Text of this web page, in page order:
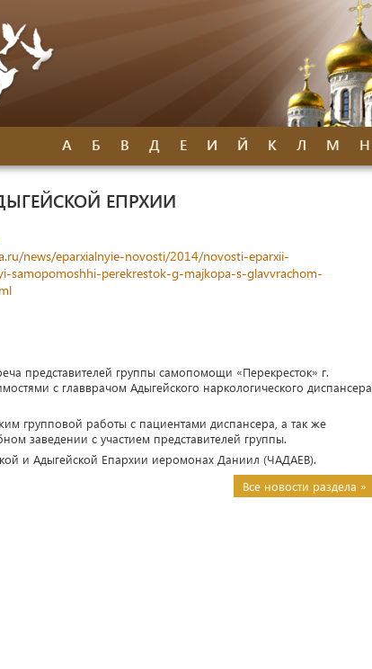
А Б В Д Е И Й К Л М Н
ЕПРХИИ
news/eparxialnyie-novosti/2014/novosti-eparxii-
samopomoshhi-perekrestok-g-majkopa-s-glavvrachom-
представителей группы самопомощи «Перекресток» г.
с главврачом Адыгейского наркологического диспансера
групповой работы с пациентами диспансера, а так же
заведении с участием представителей группы.
и Адыгейской Епархии иеромонах Даниил (ЧАДАЕВ).
Все новости раздела »